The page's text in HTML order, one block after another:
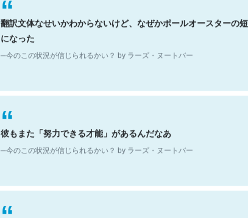
翻訳文体なせいかわからないけど、なぜかポールオースターの
になった
─今のこの状況が信じられるかい？ by ラーズ・ヌートバー
彼もまた「努力できる才能」があるんだなあ
─今のこの状況が信じられるかい？ by ラーズ・ヌートバー
トークンについて解説していて素晴らしい。ほぼ公式のドキュ